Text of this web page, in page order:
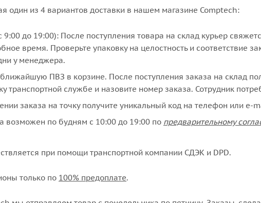
один из 4 вариантов доставки в нашем магазине Comptech:
9:00 до 19:00): После поступления товара на склад курьер
время. Проверьте упаковку на целостность и соответствие
у менеджера.
ПВЗ в корзине. После поступления заказа на склад
транспортной службе и назовите номер заказа. Сотрудник
заказа на точку получите уникальный код на телефон или e-
возможен по будням с 10:00 до 19:00 по предварительному
при помощи транспортной компании СДЭК и DPD.
только по 100% предоплате.